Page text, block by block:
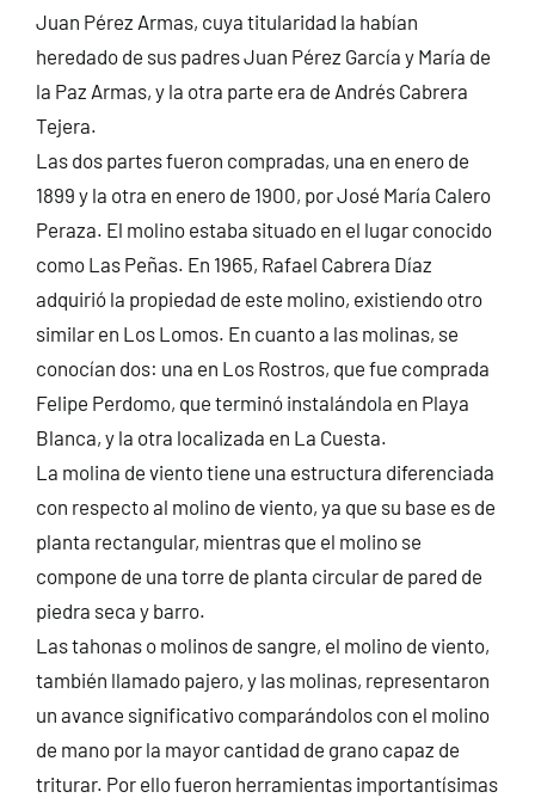
Juan Pérez Armas, cuya titularidad la habían
heredado de sus padres Juan Pérez García y María de
la Paz Armas, y la otra parte era de Andrés Cabrera
Tejera.
Las dos partes fueron compradas, una en enero de
1899 y la otra en enero de 1900, por José María Calero
Peraza. El molino estaba situado en el lugar conocido
como Las Peñas. En 1965, Rafael Cabrera Díaz
adquirió la propiedad de este molino, existiendo otro
similar en Los Lomos. En cuanto a las molinas, se
conocían dos: una en Los Rostros, que fue comprada
Felipe Perdomo, que terminó instalándola en Playa
Blanca, y la otra localizada en La Cuesta.
La molina de viento tiene una estructura diferenciada
con respecto al molino de viento, ya que su base es de
planta rectangular, mientras que el molino se
compone de una torre de planta circular de pared de
piedra seca y barro.
Las tahonas o molinos de sangre, el molino de viento,
también llamado pajero, y las molinas, representaron
un avance significativo comparándolos con el molino
de mano por la mayor cantidad de grano capaz de
triturar. Por ello fueron herramientas importantísimas